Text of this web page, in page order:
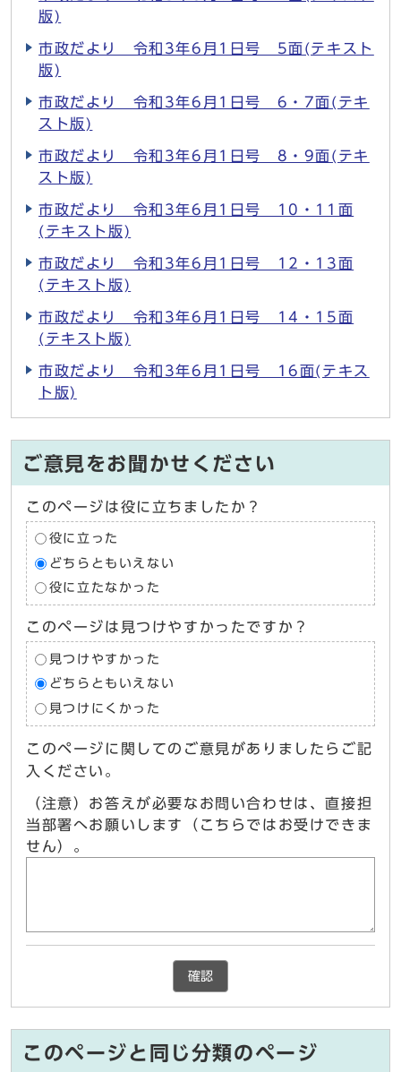
版)
市政だより 令和3年6月1日号 5面(テキスト
版)
市政だより 令和3年6月1日号 6・7面(テキ
スト版)
市政だより 令和3年6月1日号 8・9面(テキ
スト版)
市政だより 令和3年6月1日号 10・11面
(テキスト版)
市政だより 令和3年6月1日号 12・13面
(テキスト版)
市政だより 令和3年6月1日号 14・15面
(テキスト版)
市政だより 令和3年6月1日号 16面(テキス
ト版)
ご意見をお聞かせください
このページは役に立ちましたか？
役に立った
どちらともいえない
役に立たなかった
このページは見つけやすかったですか？
見つけやすかった
どちらともいえない
見つけにくかった
このページに関してのご意見がありましたらご記
入ください。
（注意）お答えが必要なお問い合わせは、直接担
当部署へお願いします（こちらではお受けできま
せん）。
確認
このページと同じ分類のページ